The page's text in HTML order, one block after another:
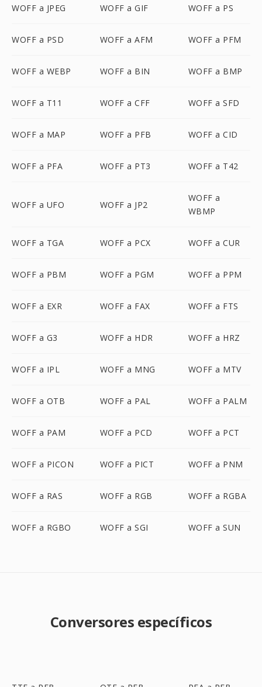
WOFF a JPEG WOFF a GIF WOFF a PS
WOFF a PSD WOFF a AFM WOFF a PFM
WOFF a WEBP WOFF a BIN WOFF a BMP
WOFF a T11 WOFF a CFF WOFF a SFD
WOFF a MAP WOFF a PFB WOFF a CID
WOFF a PFA WOFF a PT3 WOFF a T42
WOFF a UFO WOFF a JP2
WOFF a
WBMP
WOFF a TGA WOFF a PCX WOFF a CUR
WOFF a PBM WOFF a PGM WOFF a PPM
WOFF a EXR WOFF a FAX WOFF a FTS
WOFF a G3 WOFF a HDR WOFF a HRZ
WOFF a IPL WOFF a MNG WOFF a MTV
WOFF a OTB WOFF a PAL WOFF a PALM
WOFF a PAM WOFF a PCD WOFF a PCT
WOFF a PICON WOFF a PICT WOFF a PNM
WOFF a RAS WOFF a RGB WOFF a RGBA
WOFF a RGBO WOFF a SGI WOFF a SUN
Conversores específicos